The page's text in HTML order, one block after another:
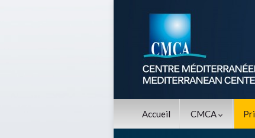
Accueil CMCA